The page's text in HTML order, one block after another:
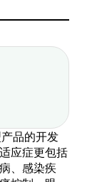
品的开发
应症更包括
、感染疾